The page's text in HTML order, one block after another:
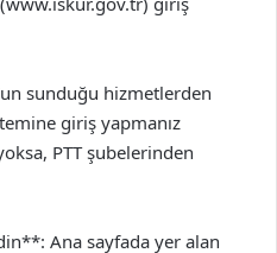
sunduğu hizmetlerden
giriş yapmanız
PTT şubelerinden
Ana sayfada yer alan